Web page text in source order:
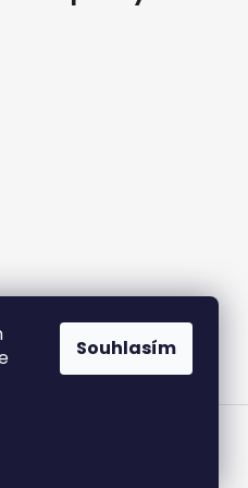
Souhlasím